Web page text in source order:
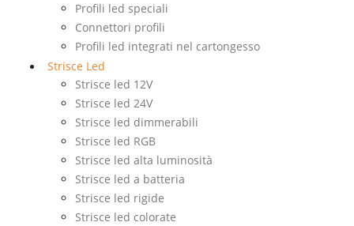
Profili led speciali
Connettori profili
Profili led integrati nel cartongesso
Strisce Led
Strisce led 12V
Strisce led 24V
Strisce led dimmerabili
Strisce led RGB
Strisce led alta luminosità
Strisce led a batteria
Strisce led rigide
Strisce led colorate